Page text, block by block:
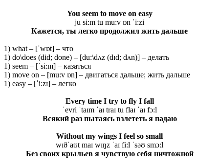
You seem to move on easy
ju si:m tu mu:v ɒn ˈi:zi
Кажется, ты легко продолжил жить дальше
1) what – [ˈwɒt] – что
1) do\does (did; done) – [du:\dʌz (dɪd; dʌn)] – делать
1) seem – [ˈsi:m] – казаться
1) move on – [mu:v ɒn] – двигаться дальше; жить дальше
1) easy – [ˈi:zɪ] – легко
Every time I try to fly I fall
ˈevri ˈtaɪm ˈaɪ traɪ tu flaɪ ˈaɪ fɔ:l
Всякий раз пытаясь взлететь я падаю
Without my wings I feel so small
wɪðˈaʊt maɪ wɪŋz ˈaɪ fi:l ˈsəʊ smɔ:l
Без своих крыльев я чувствую себя ничтожной